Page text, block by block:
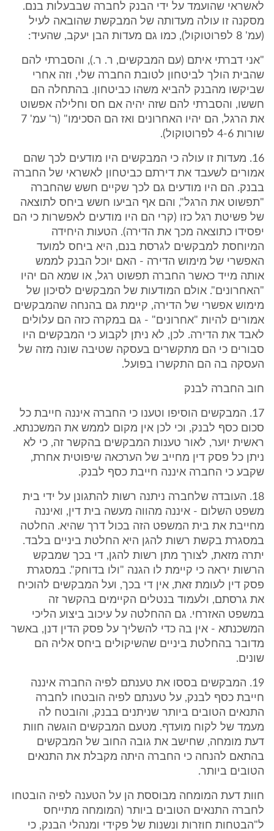
לאשראי שהועמד על ידי הבנק לחברה שבבעלות בנם.
מסקנה זו עולה מעדותה של המבקשת שהובאה לעיל
(עמ' 8 לפרוטוקול), כמו גם מעדות הבן יעקב, שהעיד:
"אני דברתי איתם (עם המבקשים, ר. ר.), והסברתי להם
שהבית הולך לביטחון לטובת החברה שלי, וזה אחרי
שביקשו מהבנק להביא משהו כביטחון. בהתחלה הם
חששו, והסברתי להם שזה יהיה אם חס וחלילה אפשוט
את הרגל, הם יהיו האחרונים ואז הם הסכימו" (ר' עמ' 7
שורות 4-6 לפרוטוקול).
16. מעדות זו עולה כי המבקשים היו מודעים לכך שהם
אמורים לשעבד את דירתם כביטחון לאשראי של החברה
בבנק. הם היו מודעים גם לכך שקיים חשש שהחברה
"תפשוט את הרגל", והם אף הביעו חשש ביחס לתוצאה
של פשיטת רגל כזו (קרי הם היו מודעים לאפשרות כי הם
יפסידו כתוצאה מכך את הדירה). הטעות היחידה
המיוחסת למבקשים לגרסת בנם, היא ביחס למועד
האפשרי של מימוש הדירה - האם יוכל הבנק לממש
אותה מייד כאשר החברה תפשוט רגל, או שמא הם יהיו
"האחרונים". אולם המודעות של המבקשים לסיכון של
מימוש אפשרי של הדירה, קיימת גם בהנחה שהמבקשים
אמורים להיות "אחרונים" - גם במקרה כזה הם עלולים
לאבד את הדירה. לכן, לא ניתן לקבוע כי המבקשים היו
סבורים כי הם מתקשרים בעסקה שטיבה שונה מזה של
העסקה בה הם התקשרו בפועל.
חוב החברה לבנק
17. המבקשים הוסיפו וטענו כי החברה איננה חייבת כל
סכום כסף לבנק, וכי לכן אין מקום לממש את המשכנתא.
ראשית יוער, לאור טענות המבקשים בהקשר זה, כי לא
ניתן כל פסק דין מחייב של הערכאה שיפוטית אחרת,
שקבע כי החברה איננה חייבת כסף לבנק.
18. העובדה שלחברה ניתנה רשות להתגונן על ידי בית
משפט השלום - איננה מהווה מעשה בית דין, ואיננה
מחייבת את בית המשפט הזה בכול דרך שהיא. החלטה
במסגרת בקשת רשות להגן היא החלטת ביניים בלבד.
יתרה מזאת, לצורך מתן רשות להגן, די בכך שמבקש
הרשות יראה כי קיימת לו הגנה "ולו בדוחק". במסגרת
פסק דין לעומת זאת, אין די בכך, ועל המבקשים להוכיח
את גרסתם, ולעמוד בנטלים הקיימים בהקשר זה
במשפט האזרחי. גם ההחלטה על עיכוב ביצוע הליכי
המשכנתא - אין בה כדי להשליך על פסק הדין דנן, באשר
מדובר בהחלטת ביניים שהשיקולים ביחס אליה הם
שונים.
19. המבקשים בססו את טענתם לפיה החברה איננה
חייבת כסף לבנק, על טענתם לפיה הובטחו לחברה
התנאים הטובים ביותר שניתנים בבנק, והובטח לה
מעמד של לקוח מועדף. מטעם המבקשים הוגשה חוות
דעת מומחה, שחישב את גובה החוב של המבקשים
בהתאם להנחה כי החברה היתה מקבלת את התנאים
הטובים ביותר.
חוות דעת המומחה מבוססת הן על הטענה לפיה הובטחו
לחברה התנאים הטובים ביותר (המומחה מתייחס
ל"הבטחות חוזרות ונשנות של פקידי ומנהלי הבנק, כי